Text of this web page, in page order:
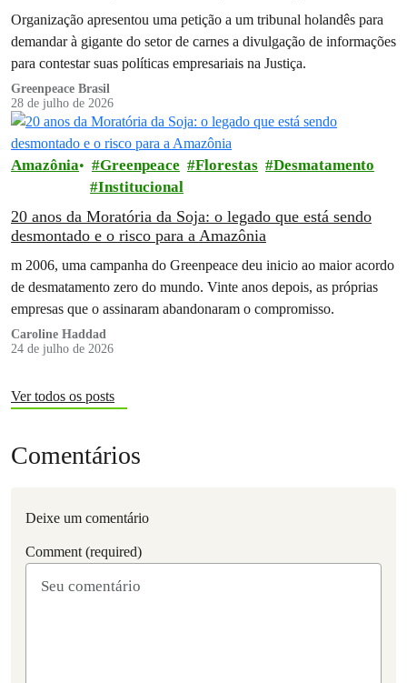
Organização apresentou uma petição a um tribunal holandês para
demandar à gigante do setor de carnes a divulgação de informações
para contestar suas políticas empresariais na Justiça.
Greenpeace Brasil
28 de julho de 2026
Amazônia Greenpeace Florestas
Desmatamento
Institucional
20 anos da Moratória da Soja: o legado que está sendo
desmontado e o risco para a Amazônia
m 2006, uma campanha do Greenpeace deu inicio ao maior acordo
de desmatamento zero do mundo. Vinte anos depois, as próprias
empresas que o assinaram abandonaram o compromisso.
Caroline Haddad
24 de julho de 2026
Ver todos os posts
Comentários
Deixe um comentário
Comment (required)